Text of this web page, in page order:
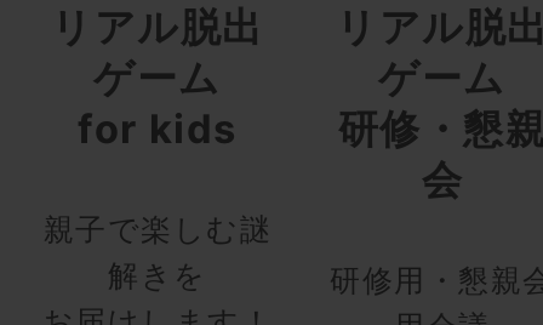
リアル脱出
ゲーム
for kids
親子で楽しむ謎
解きを
リアル脱
ゲーム
研修・懇
会
研修用・懇親